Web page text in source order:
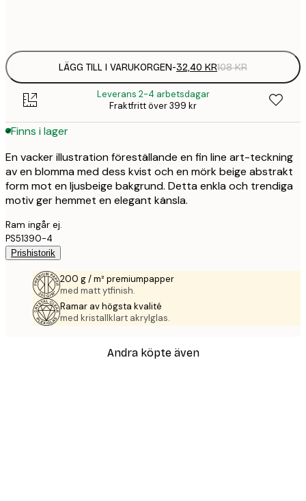
LÄGG TILL I VARUKORGEN-32,40 KR108 KR
Leverans 2-4 arbetsdagar
Fraktfritt över 399 kr
Finns i lager
En vacker illustration föreställande en fin line art-teckning
av en blomma med dess kvist och en mörk beige abstrakt
form mot en ljusbeige bakgrund. Detta enkla och trendiga
motiv ger hemmet en elegant känsla.
Ram ingår ej.
PS51390-4
Prishistorik
200 g / m² premiumpapper
med matt ytfinish.
Ramar av högsta kvalité
med kristallklart akrylglas.
Andra köpte även